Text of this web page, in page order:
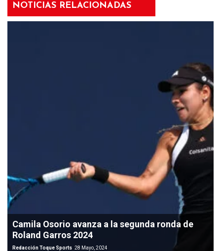
NOTICIAS RELACIONADAS
Camila Osorio avanza a la segunda ronda de
Roland Garros 2024
Redacción Toque Sports 28 Mayo, 2024